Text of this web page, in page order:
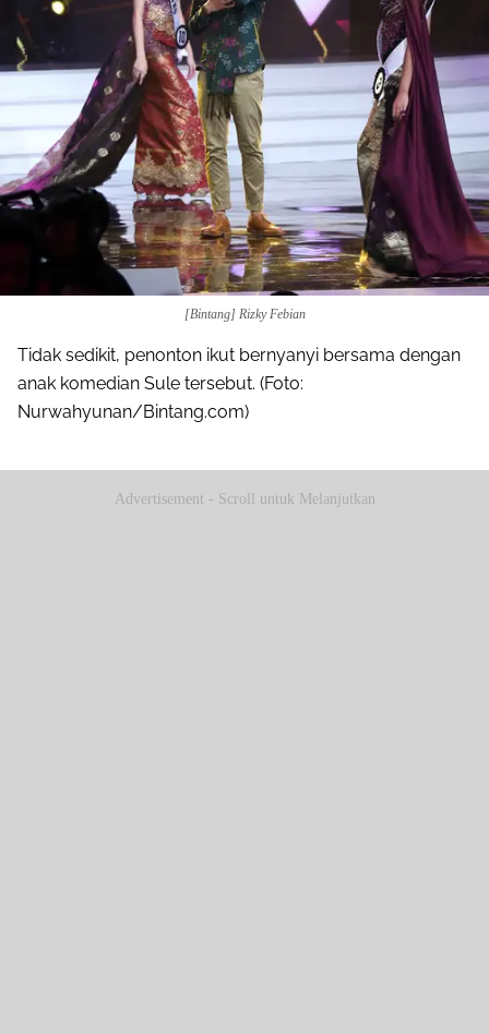
[Bintang] Rizky Febian
Tidak sedikit, penonton ikut bernyanyi bersama dengan
anak komedian Sule tersebut. (Foto:
Nurwahyunan/Bintang.com)
Advertisement - Scroll untuk Melanjutkan